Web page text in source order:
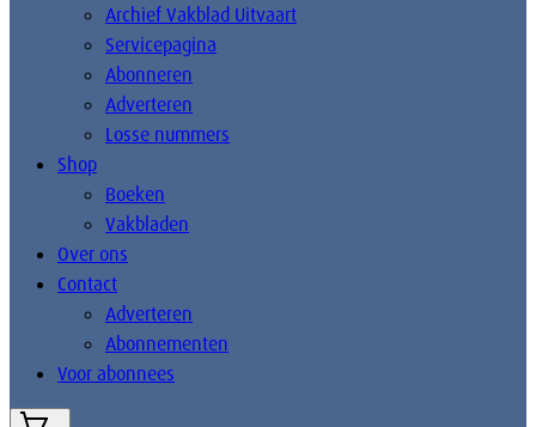
Archief Vakblad Uitvaart
Servicepagina
Abonneren
Adverteren
Losse nummers
Shop
Boeken
Vakbladen
Over ons
Contact
Adverteren
Abonnementen
Voor abonnees